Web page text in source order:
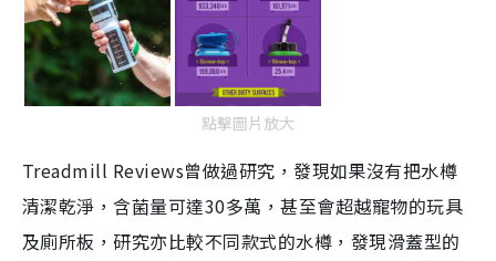
點擊圖片放大
Treadmill Reviews曾做過研究，發現如果沒有把水樽
清潔乾淨，含菌量可達30多萬，甚至會超越寵物的玩具
及廁所板，研究亦比較不同款式的水樽，發現滑蓋型的